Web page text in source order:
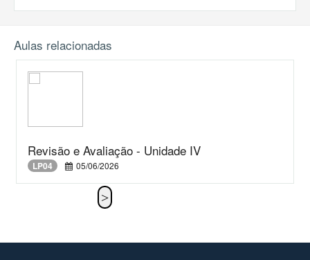
Aulas relacionadas
Revisão e Avaliação - Unidade IV
LP04 05/06/2026